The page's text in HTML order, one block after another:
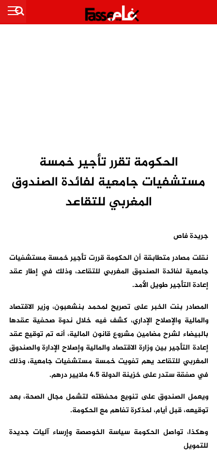
الحكومة تقرر تأجير خمسة
مستشفيات جامعية لفائدة الصندوق
المغربي للتقاعد
جريدة فاص
نقلت مصادر متطابقة أن الحكومة قررت تأجير خمسة مستشفيات
جامعية لفائدة الصندوق المغربي للتقاعد، وذلك في إطار عقد
إعادة التأجير طويل الأمد.
المصادر بنت الخبر على تصريح لمحمد بنشعبون، وزير الاقتصاد
والمالية والإصلاح الإداري، كشف فيه خلال ندوة صحفية عقدها
بالبيضاء لشرح مضامين مشروع قانون المالية، أنه تم توقيع عقد
إعادة التأجير بين وزارة الاقتصاد والمالية وإصلاح الإدارة والصندوق
المغربي للتقاعد يهم تفويت خمسة مستشفيات جامعية، وذلك
في صفقة ستدر على خزينة الدولة 4.5 ملايير درهم.
ويعمل الصندوق على تنويع محفظته لتشمل مجال الصحة، بعد
توقيعه، قبل أيام، لمذكرة تفاهم مع الحكومة.
وهكذا، تواصل الحكومة سياسة الخوصصة وإرساء آليات جديدة
للتمويل